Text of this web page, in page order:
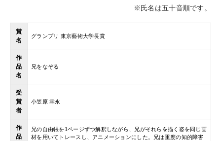
※氏名は五十音順です。
賞
名
グランプリ 東京藝術大学長賞
作
品
名
兄をなぞる
受
賞
者
小笠原 幸永
作
品
兄の自由帳を1ページずつ解釈しながら、兄がそれらを描く姿を同じ画
材を用いてトレースし、アニメーションにした。兄は重度の知的障害